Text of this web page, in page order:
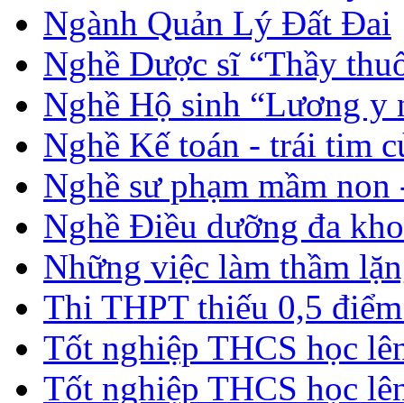
Ngành Quản Lý Đất Đai
Nghề Dược sĩ “Thầy
Nghề Hộ sinh “Lương y
Nghề Kế toán - trái tim
Nghề sư phạm mầm
Nghề Điều dưỡng đa
Những việc làm thầm
Thi THPT thiếu 0,5
Tốt nghiệp THCS học
Tốt nghiệp THCS học